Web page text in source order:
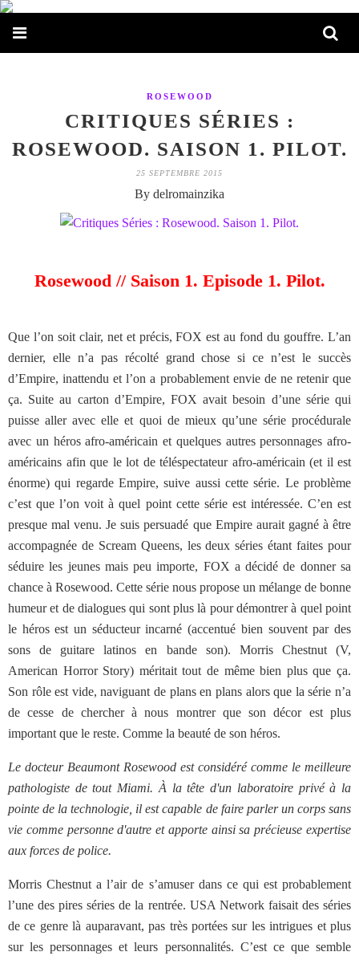
ROSEWOOD
CRITIQUES SÉRIES :
ROSEWOOD. SAISON 1. PILOT.
25 SEPTEMBRE 2015
By delromainzika
Rosewood // Saison 1. Episode 1. Pilot.
Que l’on soit clair, net et précis, FOX est au fond du gouffre. L’an
dernier, elle n’a pas récolté grand chose si ce n’est le succès
d’Empire, inattendu et l’on a probablement envie de ne retenir que
ça. Suite au carton d’Empire, FOX avait besoin d’une série qui
puisse aller avec elle et quoi de mieux qu’une série procédurale
avec un héros afro-américain et quelques autres personnages afro-
américains afin que le lot de téléspectateur afro-américain (et il est
énorme) qui regarde Empire, suive aussi cette série. Le problème
c’est que l’on voit à quel point cette série est intéressée. C’en est
presque mal venu. Je suis persuadé que Empire aurait gagné à être
accompagnée de Scream Queens, les deux séries étant faites pour
séduire les jeunes mais peu importe, FOX a décidé de donner sa
chance à Rosewood. Cette série nous propose un mélange de bonne
humeur et de dialogues qui sont plus là pour démontrer à quel point
le héros est un séducteur incarné (accentué bien souvent par des
sons de guitare latinos en bande son). Morris Chestnut (V,
American Horror Story) méritait tout de même bien plus que ça.
Son rôle est vide, naviguant de plans en plans alors que la série n’a
de cesse de chercher à nous montrer que son décor est plus
important que le reste. Comme la beauté de son héros.
Le docteur Beaumont Rosewood est considéré comme le meilleure
pathologiste de tout Miami. À la tête d'un laboratoire privé à la
pointe de la technologie, il est capable de faire parler un corps sans
vie comme personne d'autre et apporte ainsi sa précieuse expertise
aux forces de police.
Morris Chestnut a l’air de s’amuser dans ce qui est probablement
l’une des pires séries de la rentrée. USA Network faisait des séries
de ce genre là auparavant, pas très portées sur les intrigues et plus
sur les personnages et leurs personnalités. C’est ce que semble